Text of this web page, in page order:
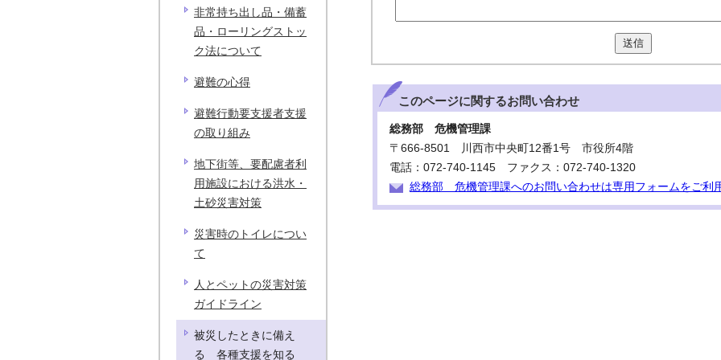
送信
このページに関するお問い合わせ
総務部 危機管理課
〒666-8501 川西市中央町12番1号 市役所4階
電話：072-740-1145 ファクス：072-740-1320
総務部 危機管理課へのお問い合わせは専用フォームをご利
非常持ち出し品・備蓄
品・ローリングストッ
ク法について
避難の心得
避難行動要支援者支援
の取り組み
地下街等、要配慮者利
用施設における洪水・
土砂災害対策
災害時のトイレについ
て
人とペットの災害対策
ガイドライン
被災したときに備え
る 各種支援を知る